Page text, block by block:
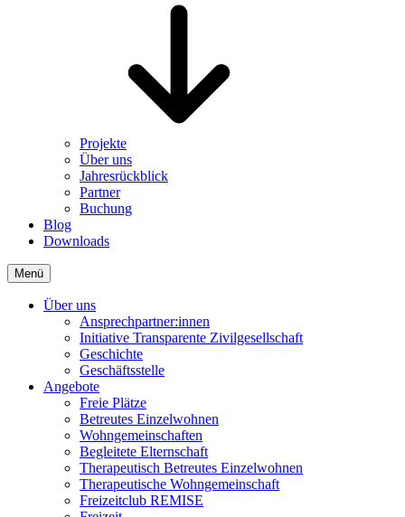
Projekte
Über uns
Jahresrückblick
Partner
Buchung
Blog
Downloads
Menü
Über uns
Ansprechpartner:innen
Initiative Transparente Zivilgesellschaft
Geschichte
Geschäftsstelle
Angebote
Freie Plätze
Betreutes Einzelwohnen
Wohngemeinschaften
Begleitete Elternschaft
Therapeutisch Betreutes Einzelwohnen
Therapeutische Wohngemeinschaft
Freizeitclub REMISE